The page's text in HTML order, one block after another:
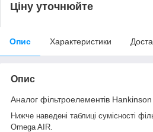
Ціну уточнюйте
Опис Характеристики
Опис
Аналог фільтроелементів
Нижче наведені таблиці сумісності
Omega AIR.